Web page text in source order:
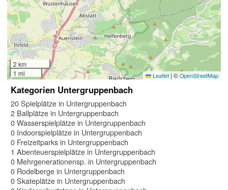
2 km
1 mi
Leaflet | © OpenStreetMap
Kategorien Untergruppenbach
20 Spielplätze in Untergruppenbach
2 Ballplätze in Untergruppenbach
0 Wasserspielplätze in Untergruppenbach
0 Indoorspielplätze in Untergruppenbach
0 Freizeitparks in Untergruppenbach
1 Abenteuerspielplätze in Untergruppenbach
0 Mehrgenerationensp. in Untergruppenbach
0 Rodelberge in Untergruppenbach
0 Skateplätze in Untergruppenbach